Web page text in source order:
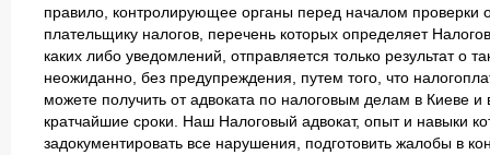
правило, контролирующее органы перед началом
плательщику налогов, перечень которых определяет
каких либо уведомлений, отправляется только результат о
неожиданно, без предупреждения, путем того, что
можете получить от адвоката по налоговым делам в Киеве
кратчайшие сроки. Наш Налоговый адвокат, опыт и навыки
задокументировать все нарушения, подготовить жалобы в